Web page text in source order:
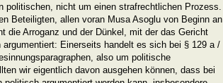
politischen, nicht um einen strafrechtlichen Prozess.
Beteiligten, allen voran Musa Asoglu von Beginn an
die Arroganz und der Dünkel, mit der das Gericht
argumentiert: Einerseits handelt es sich bei § 129 a /
also um politische
wir eigentlich davon ausgehen können, dass bei